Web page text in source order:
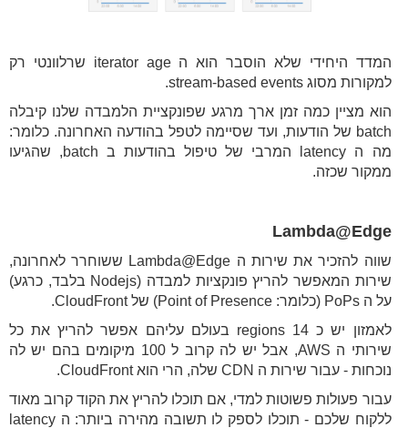
המדד היחידי שלא הוסבר הוא ה iterator age שרלוונטי רק
למקורות מסוג stream-based events.
הוא מציין כמה זמן ארך מרגע שפונקציית הלמבדה שלנו קיבלה
batch של הודעות, ועד שסיימה לטפל בהודעה האחרונה. כלומר:
מה ה latency המרבי של טיפול בהודעות ב batch, שהגיעו
ממקור שכזה.
Lambda@Edge
שווה להזכיר את שירות ה Lambda@Edge ששוחרר לאחרונה,
שירות המאפשר להריץ פונקציות למבדה (Nodejs בלבד, כרגע)
על ה PoPs (כלומר: Point of Presence) של CloudFront.
לאמזון יש כ 14 regions בעולם עליהם אפשר להריץ את כל
שירותי ה AWS, אבל יש לה קרוב ל 100 מיקומים בהם יש לה
נוכחות - עבור שירות ה CDN שלה, הרי הוא CloudFront.
עבור פעולות פשוטות למדי, אם תוכלו להריץ את הקוד קרוב מאוד
ללקוח שלכם - תוכלו לספק לו תשובה מהירה ביותר: ה latency